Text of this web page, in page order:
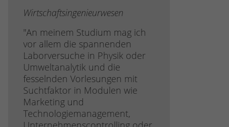
Wirtschaftsingenieurwesen
"An meinem Studium mag ich
vor allem die spannenden
Laborversuche in Physik oder
Umweltanalytik und die
fesselnden Vorlesungen mit
Suchtfaktor in Modulen wie
Marketing und
Technologiemanagement,